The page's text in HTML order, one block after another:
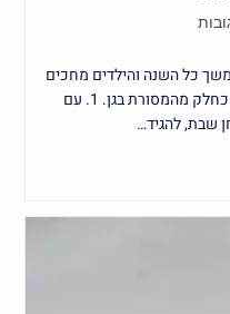
כל השנה והילדים מחכים
לו. הנה כמה רעיונות שאפשר לעשות כחלק מהמסורת בגן. 1. עם
שבת, להגיד…